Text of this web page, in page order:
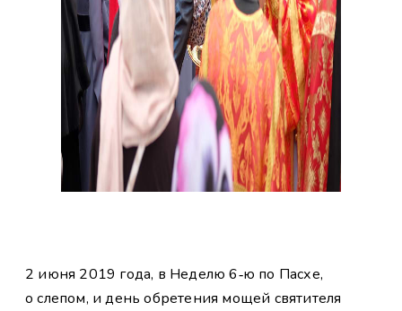
2 июня 2019 года, в Неделю 6‑ю по Пасхе,
о слепом, и день обретения мощей святителя